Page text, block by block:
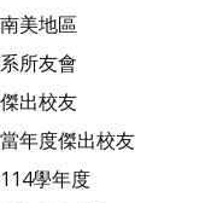
南美地區
系所友會
傑出校友
當年度傑出校友
114學年度